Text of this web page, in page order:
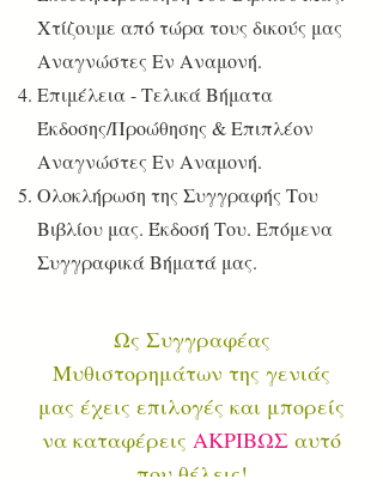
Χτίζουμε από τώρα τους δικούς μας
Αναγνώστες Εν Αναμονή.
Επιμέλεια - Τελικά Βήματα
Έκδοσης/Προώθησης & Επιπλέον
Αναγνώστες Εν Αναμονή.
Ολοκλήρωση της Συγγραφής Του
Βιβλίου μας. Έκδοσή Του. Επόμενα
Συγγραφικά Βήματά μας.
Ως Συγγραφέας
Μυθιστορημάτων της γενιάς
μας έχεις επιλογές και μπορείς
να καταφέρεις ΑΚΡΙΒΩΣ αυτό
που θέλεις!